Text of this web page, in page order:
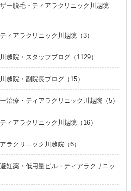
ー脱毛・ティアラクリニック川越院
ィアラクリニック川越院（3）
越院・スタッフブログ（1129）
越院・副院長ブログ（15）
治療・ティアラクリニック川越院（5）
ィアラクリニック川越院（16）
ラクリニック川越院（6）
妊薬・低用量ピル・ティアラクリニッ